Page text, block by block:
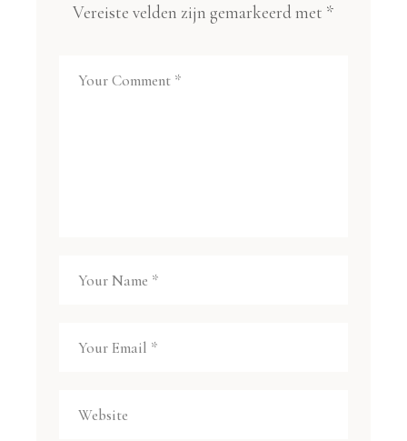
Vereiste velden zijn gemarkeerd met *